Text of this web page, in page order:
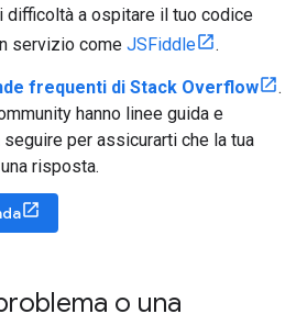
difficoltà a ospitare il tuo codice
servizio come JSFiddle .
frequenti di Stack Overflow
.
hanno linee guida e
per assicurarti che la tua
risposta.
o una